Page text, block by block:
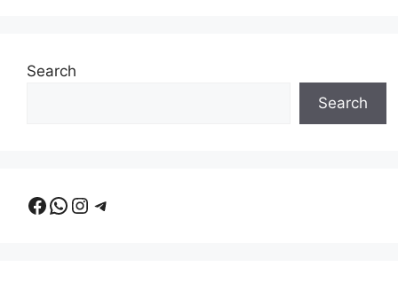
Search
Search
Facebook
WhatsApp
Instagram
Telegram